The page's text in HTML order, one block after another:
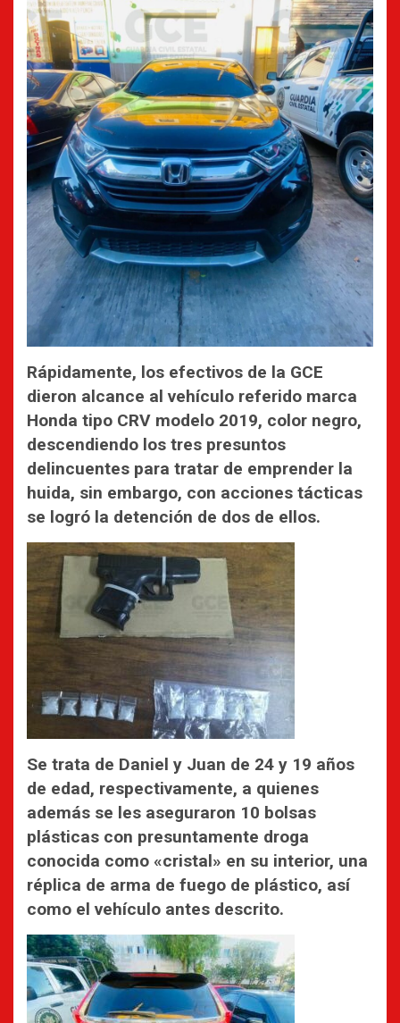
Rápidamente, los efectivos de la GCE
dieron alcance al vehículo referido marca
Honda tipo CRV modelo 2019, color negro,
descendiendo los tres presuntos
delincuentes para tratar de emprender la
huida, sin embargo, con acciones tácticas
se logró la detención de dos de ellos.
Se trata de Daniel y Juan de 24 y 19 años
de edad, respectivamente, a quienes
además se les aseguraron 10 bolsas
plásticas con presuntamente droga
conocida como «cristal» en su interior, una
réplica de arma de fuego de plástico, así
como el vehículo antes descrito.